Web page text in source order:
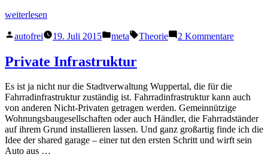
„Diagramme
weiterlesen
Veröffentlicht
autofrei 19. Juli 2015
Veröffentlicht
meta Schlagwörter:
Theorie 2 Kommentarezu
Private Infrastruktur
Es ist ja nicht nur die Stadtverwaltung Wuppertal, die für die
Fahrradinfrastruktur zuständig ist. Fahrradinfrastruktur kann auch
von anderen Nicht-Privaten getragen werden. Gemeinnützige
Wohnungsbaugesellschaften oder auch Händler, die Fahrradständer
auf ihrem Grund installieren lassen. Und ganz großartig finde ich die
Idee der shared garage – einer tut den ersten Schritt und wirft sein
Auto aus …